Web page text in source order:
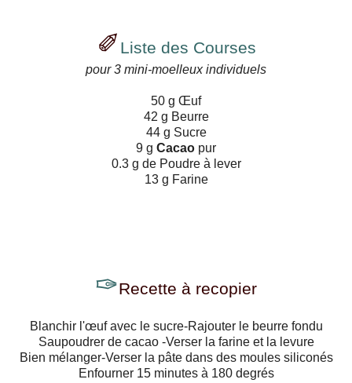
✐ Liste des Courses
pour 3 mini-moelleux individuels
50 g Œuf
42 g Beurre
44 g Sucre
9 g Cacao pur
0.3 g de Poudre à lever
13 g Farine
✑Recette à recopier
Blanchir l'œuf avec le sucre-Rajouter le beurre fondu
Saupoudrer de cacao -Verser la farine et la levure
Bien mélanger-Verser la pâte dans des moules siliconés
Enfourner 15 minutes à 180 degrés